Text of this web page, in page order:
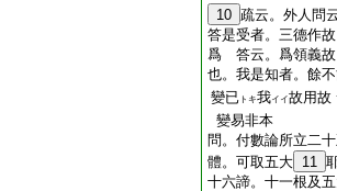
10 疏云。外人問
答是受者。三德作
爲 答云。爲領義故
也。我是知者。餘
變已 トキ我イイ故用故
變易非本
問。付數論所立二
體。可取五大 11
十六諦。十一根及